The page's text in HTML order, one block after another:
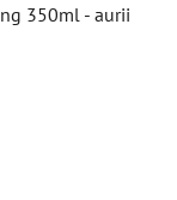
350ml - aurii